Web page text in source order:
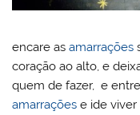
encare asamarrações
coração ao alto, e
quem de fazer, e
amarrações e ide viver